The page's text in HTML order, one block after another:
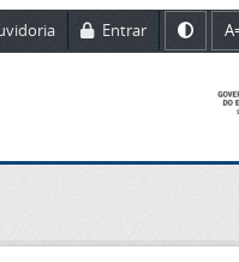
Entrar